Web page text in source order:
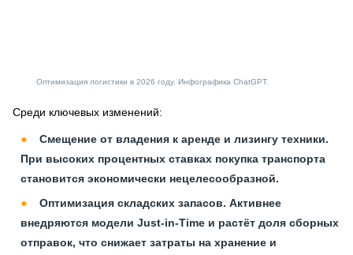
Оптимизация логистики в 2026 году. Инфографика ChatGPT.
Среди ключевых изменений:
Смещение от владения к аренде и лизингу техники.
При высоких процентных ставках покупка транспорта
становится экономически нецелесообразной.
Оптимизация складских запасов. Активнее
внедряются модели Just-in-Time и растёт доля сборных
отправок, что снижает затраты на хранение и